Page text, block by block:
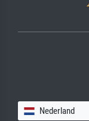
Nederland